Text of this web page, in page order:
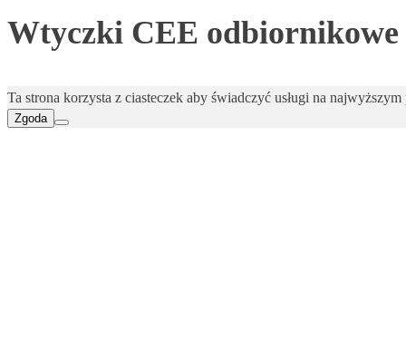
Wtyczki CEE odbiornikowe
Ta strona korzysta z ciasteczek aby świadczyć usługi na
Zgoda